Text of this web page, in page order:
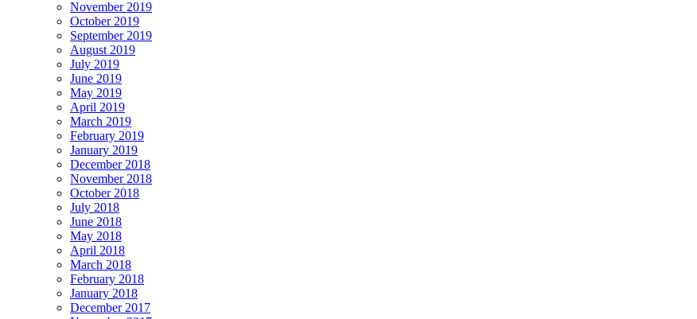
November 2019
October 2019
September 2019
August 2019
July 2019
June 2019
May 2019
April 2019
March 2019
February 2019
January 2019
December 2018
November 2018
October 2018
July 2018
June 2018
May 2018
April 2018
March 2018
February 2018
January 2018
December 2017